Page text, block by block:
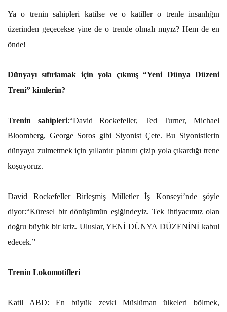
Ya o trenin sahipleri katilse ve o katiller o trenle insanlığın
üzerinden geçecekse yine de o trende olmalı mıyız? Hem de en
önde!
Dünyayı sıfırlamak için yola çıkmış “Yeni Dünya Düzeni
Treni” kimlerin?
Trenin sahipleri:“David Rockefeller, Ted Turner, Michael
Bloomberg, George Soros gibi Siyonist Çete. Bu Siyonistlerin
dünyaya zulmetmek için yıllardır planını çizip yola çıkardığı trene
koşuyoruz.
David Rockefeller Birleşmiş Milletler İş Konseyi’nde şöyle
diyor:“Küresel bir dönüşümün eşiğindeyiz. Tek ihtiyacımız olan
doğru büyük bir kriz. Uluslar, YENİ DÜNYA DÜZENİNİ kabul
edecek.”
Trenin Lokomotifleri
Katil ABD: En büyük zevki Müslüman ülkeleri bölmek,